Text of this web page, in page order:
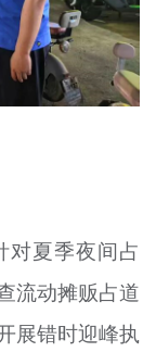
对夏季夜间占
流动摊贩占道
展错时迎峰执